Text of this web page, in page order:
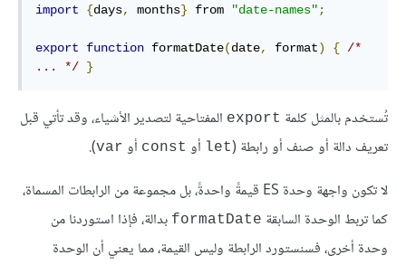
import
{days, months} from "date-names" ;
export function formatDate(date, format) { /*
... */ }
تُستخدم بالمثل كلمة export المفتاحية لتصدير الأشياء، وقد تأتي قبل
تعريف دالة أو صنف أو رابطة (let أو const أو var
).
لا تكون واجهة وحدة ES قيمةً واحدةً، بل مجموعة من الرابطات المسماة،
كما تربط الوحدة السابقة formatDate بدالة، فإذا استوردنا من
وحدة أخرى، فسنستورد الرابطة وليس القيمة، مما يعني أن الوحدة